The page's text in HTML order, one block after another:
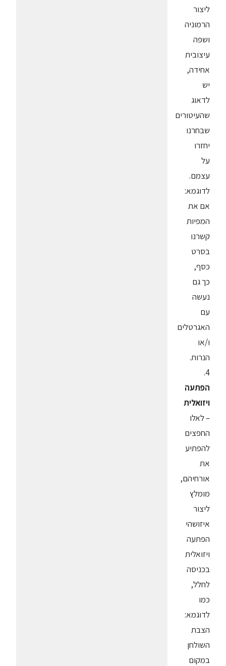
ליצור
הרמוניה
ושפה
עיצובית
אחידה,
יש
לדאוג
שהעיטורים
שבחרנו
יחזרו
על
עצמם.
לדוגמא:
אם את
המפיות
קשרנו
בסרט
כסף,
כך גם
נעשה
עם
האגרטלים
ו/או
הנרות.
4.
הפתעה
ויזואלית
– לאלו
החפצים
להפתיע
את
אורחיהם,
מומלץ
ליצור
איזושהי
הפתעה
ויזואלית
בכניסה
לחלל,
כמו
לדוגמא:
הצבת
השולחן
במקום